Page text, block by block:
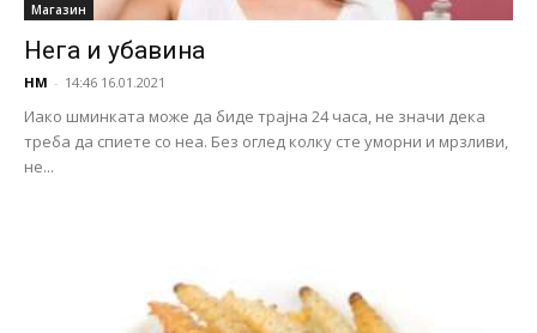
Магазин
Нега и убавина
НМ - 14:46 16.01.2021
Иако шминката може да биде трајна 24 часа, не значи дека
треба да спиете со неа. Без оглед колку сте уморни и мрзливи,
не...